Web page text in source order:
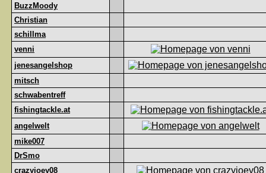
BuzzMoody
Christian
schillma
venni
jenesangelshop
mitsch
schwabentreff
fishingtackle.at
angelwelt
mike007
DrSmo
crazyjoey08